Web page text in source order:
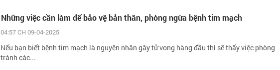
Những việc cần làm để bảo vệ bản thân, phòng ngừa bệnh tim mạch
04:57 CH 09-04-2025
Nếu bạn biết bệnh tim mạch là nguyên nhân gây tử vong hàng đầu thì sẽ thấy việc phòng
tránh các...